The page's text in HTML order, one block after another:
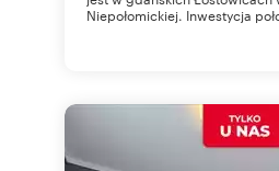
Niepołomickiej. Inwestycja